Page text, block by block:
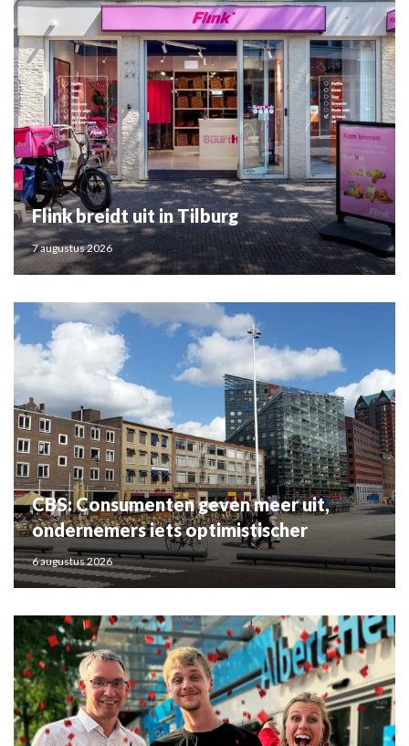
Flink breidt uit in Tilburg
7 augustus 2026
CBS: Consumenten geven meer uit,
ondernemers iets optimistischer
6 augustus 2026